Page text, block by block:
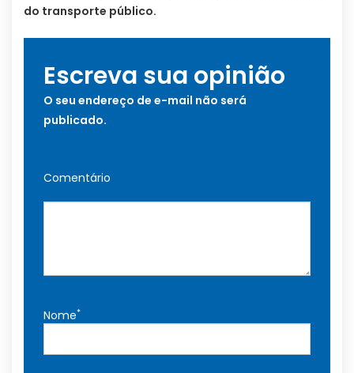
do transporte público.
Escreva sua opinião
O seu endereço de e-mail não será
publicado.
Comentário
Nome*